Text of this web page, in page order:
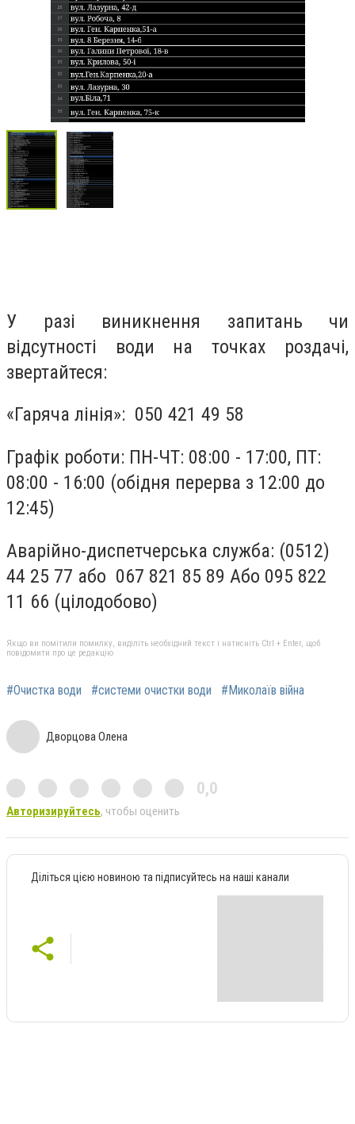
У разі виникнення запитань чи
відсутності води на точках роздачі,
звертайтеся:
«Гаряча лінія»: 050 421 49 58
Графік роботи: ПН-ЧТ: 08:00 - 17:00, ПТ:
08:00 - 16:00 (обідня перерва з 12:00 до
12:45)
Аварійно-диспетчерська служба: (0512)
44 25 77 або 067 821 85 89 Або 095 822
11 66 (цілодобово)
Якщо ви помітили помилку, виділіть необхідний текст і натисніть Ctrl + Enter, щоб
повідомити про це редакцію
#Очистка води #системи очистки води #Миколаїв війна
Дворцова Олена
0,0
Авторизируйтесь, чтобы оценить
Діліться цією новиною та підписуйтесь на наші канали